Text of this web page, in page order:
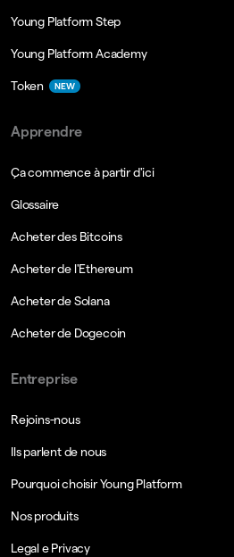
Young Platform Step
Young Platform Academy
Token NEW
Apprendre
Ça commence à partir d'ici
Glossaire
Acheter des Bitcoins
Acheter de l'Ethereum
Acheter de Solana
Acheter de Dogecoin
Entreprise
Rejoins-nous
Ils parlent de nous
Pourquoi choisir Young Platform
Nos produits
Legal e Privacy